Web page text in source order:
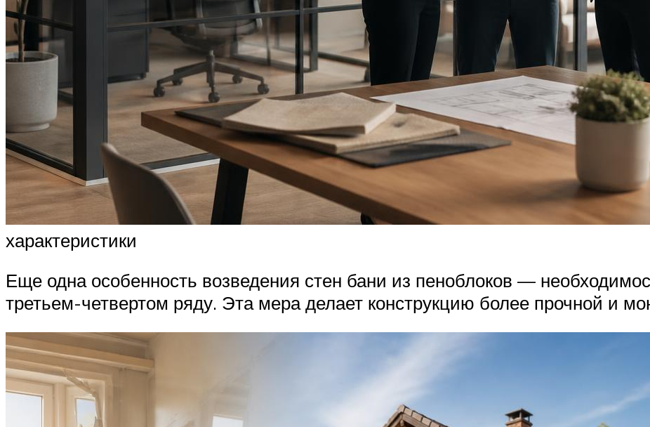
характеристики
Еще одна особенность возведения стен бани из пеноблоков —
третьем-четвертом ряду. Эта мера делает конструкцию более прочной и